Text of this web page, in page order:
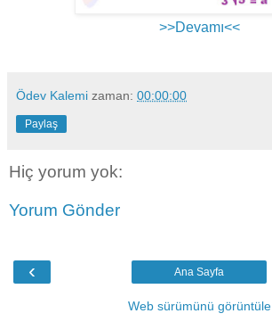
>>Devamı<<
Ödev Kalemi zaman: 00:00:00
Paylaş
Hiç yorum yok:
Yorum Gönder
‹ Ana Sayfa
Web sürümünü görüntüle